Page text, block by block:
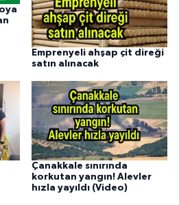
Emprenyeli ahşap çit direği
satın alınacak
Çanakkale sınırında
korkutan yangın! Alevler
hızla yayıldı (Video)